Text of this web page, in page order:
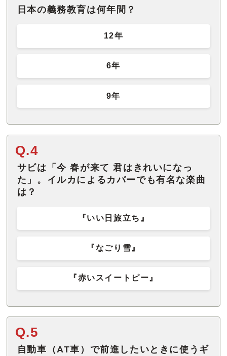
日本の義務教育は何年間？
12年
6年
9年
Q.4
サビは「今 春が来て 君はきれいになっ
た」。イルカによるカバーでも有名な楽曲
は？
『いい日旅立ち』
『なごり雪』
『赤いスイートピー』
Q.5
自動車（AT車）で前進したいときに使うギ